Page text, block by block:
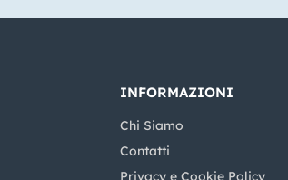
INFORMAZIONI
Chi Siamo
Contatti
Privacy e Cookie Policy